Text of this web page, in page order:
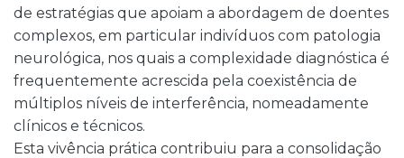
de estratégias que apoiam a abordagem de doentes
complexos, em particular indivíduos com patologia
neurológica, nos quais a complexidade diagnóstica é
frequentemente acrescida pela coexistência de
múltiplos níveis de interferência, nomeadamente
clínicos e técnicos.
Esta vivência prática contribuiu para a consolidação